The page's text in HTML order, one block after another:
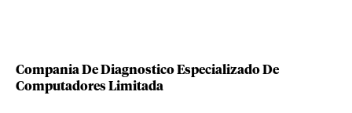
Compania De Diagnostico Especializado De
Computadores Limitada